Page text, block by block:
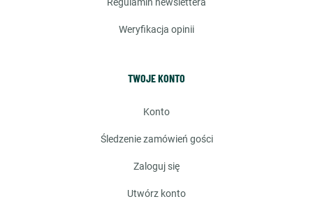
weryfikacja opinii
TWOJE KONTO
konto
śledzenie zamówień gości
zaloguj się
utwórz konto